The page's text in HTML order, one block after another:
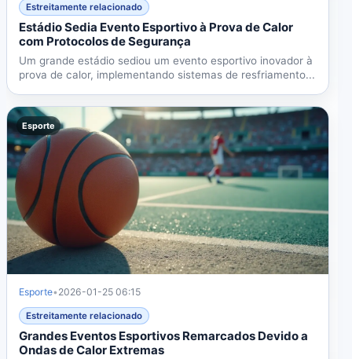
Estreitamente relacionado
Estádio Sedia Evento Esportivo à Prova de Calor
com Protocolos de Segurança
Um grande estádio sediou um evento esportivo inovador à
prova de calor, implementando sistemas de resfriamento...
Esporte
Esporte• 2026-01-25 06:15
Estreitamente relacionado
Grandes Eventos Esportivos Remarcados Devido a
Ondas de Calor Extremas